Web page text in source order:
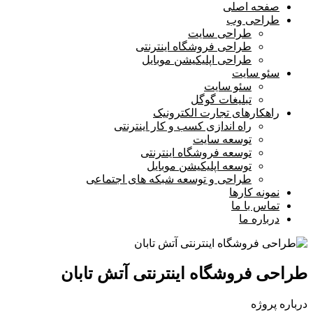
صفحه اصلی
طراحی وب
طراحی سایت
طراحی فروشگاه اینترنتی
طراحی اپلیکیشن موبایل
سئو سایت
سئو سایت
تبلیغات گوگل
راهکارهای تجارت الکترونیک
راه اندازی کسب و کار اینترنتی
توسعه سایت
توسعه فروشگاه اینترنتی
توسعه اپلیکیشن موبایل
طراحی و توسعه شبکه های اجتماعی
نمونه کارها
تماس با ما
درباره ما
طراحی فروشگاه اینترنتی آتش تابان
درباره پروژه